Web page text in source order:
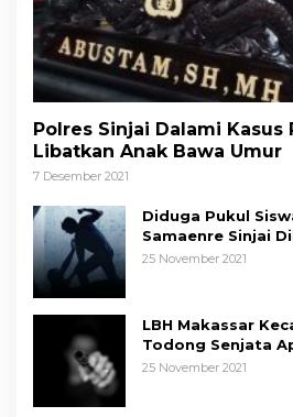
Polres Sinjai Dalami Kasus
Libatkan Anak Bawa Umur
7 Desember 2021
Diduga Pukul
Samaenre Sinjai
25 November 2021
LBH Makassar
Todong Senjata
Kapolda Sulsel
25 November 2021